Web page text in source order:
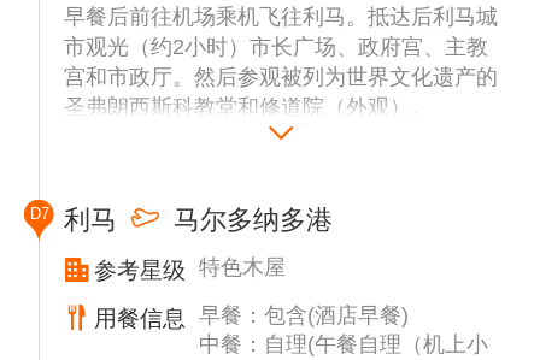
早餐后前往机场乘机飞往利马。抵达后利马城
市观光（约2小时）市长广场、政府宫、主教
宫和市政厅。然后参观被列为世界文化遗产的
圣弗朗西斯科教堂和修道院（外观）。
D7 利马 马尔多纳多港
参考星级 特色木屋
用餐信息
早餐：包含(酒店早餐)
中餐：自理(午餐自理（机上小